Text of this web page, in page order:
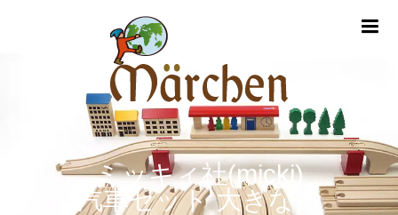
ミッキィ社(micki)
汽車セット 大きな街